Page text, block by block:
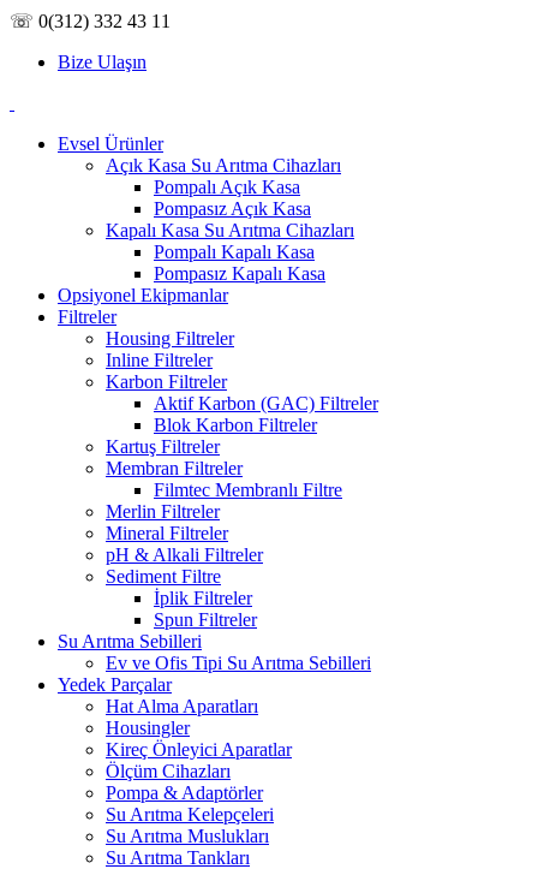
☏ 0(312) 332 43 11
Bize Ulaşın
Evsel Ürünler
Açık Kasa Su Arıtma Cihazları
Pompalı Açık Kasa
Pompasız Açık Kasa
Kapalı Kasa Su Arıtma Cihazları
Pompalı Kapalı Kasa
Pompasız Kapalı Kasa
Opsiyonel Ekipmanlar
Filtreler
Housing Filtreler
Inline Filtreler
Karbon Filtreler
Aktif Karbon (GAC) Filtreler
Blok Karbon Filtreler
Kartuş Filtreler
Membran Filtreler
Filmtec Membranlı Filtre
Merlin Filtreler
Mineral Filtreler
pH & Alkali Filtreler
Sediment Filtre
İplik Filtreler
Spun Filtreler
Su Arıtma Sebilleri
Ev ve Ofis Tipi Su Arıtma Sebilleri
Yedek Parçalar
Hat Alma Aparatları
Housingler
Kireç Önleyici Aparatlar
Ölçüm Cihazları
Pompa & Adaptörler
Su Arıtma Kelepçeleri
Su Arıtma Muslukları
Su Arıtma Tankları